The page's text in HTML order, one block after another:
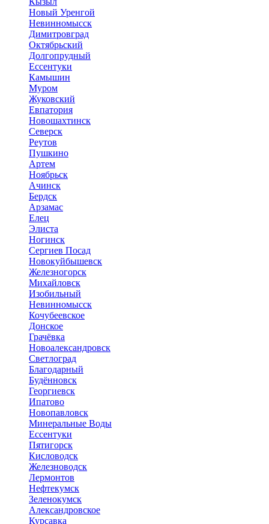
Новый Уренгой
Невинномысск
Димитровград
Октябрьский
Долгопрудный
Ессентуки
Камышин
Муром
Жуковский
Евпатория
Новошахтинск
Северск
Реутов
Пушкино
Артем
Ноябрьск
Ачинск
Бердск
Арзамас
Елец
Элиста
Ногинск
Сергиев Посад
Новокуйбышевск
Железногорск
Михайловск
Изобильный
Невинномысск
Кочубеевское
Донское
Грачёвка
Новоалександровск
Светлоград
Благодарный
Будённовск
Георгиевск
Ипатово
Новопавловск
Минеральные Воды
Ессентуки
Пятигорск
Кисловодск
Железноводск
Лермонтов
Нефтекумск
Зеленокумск
Александровское
Курсавка